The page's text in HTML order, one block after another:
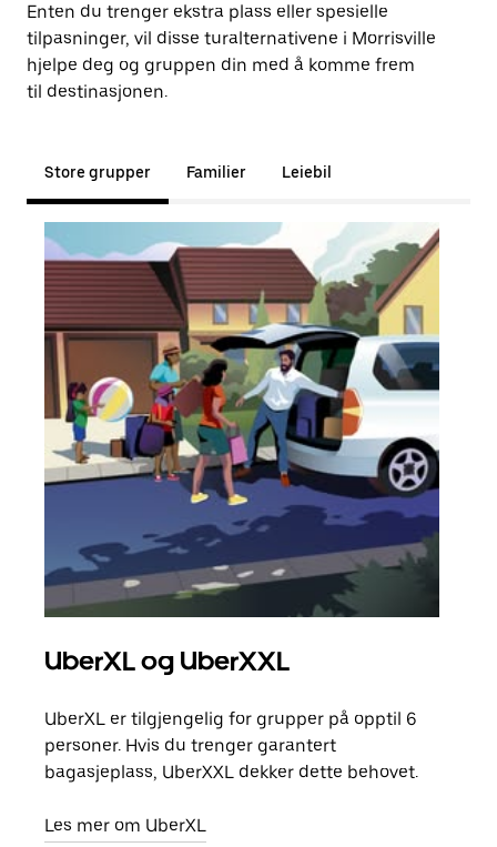
Enten du trenger ekstra plass eller spesielle
tilpasninger, vil disse turalternativene i Morrisville
hjelpe deg og gruppen din med å komme frem
til destinasjonen.
Store grupper Familier Leiebil
UberXL og UberXXL
UberXL er tilgjengelig for grupper på opptil 6
personer. Hvis du trenger garantert
bagasjeplass, UberXXL dekker dette behovet.
Les mer om UberXL